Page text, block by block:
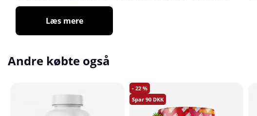
Læs mere
Andre købte også
22
90